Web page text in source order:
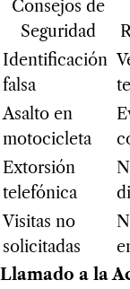
Consejos de
Seguridad
Identificación
falsa
Asalto en
motocicleta
Extorsión
telefónica
Visitas no
solicitadas
Llamado a la